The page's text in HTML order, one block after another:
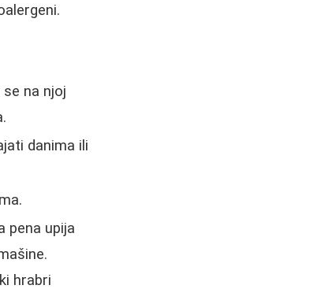
na njoj
danima ili
pena upija
hrabri